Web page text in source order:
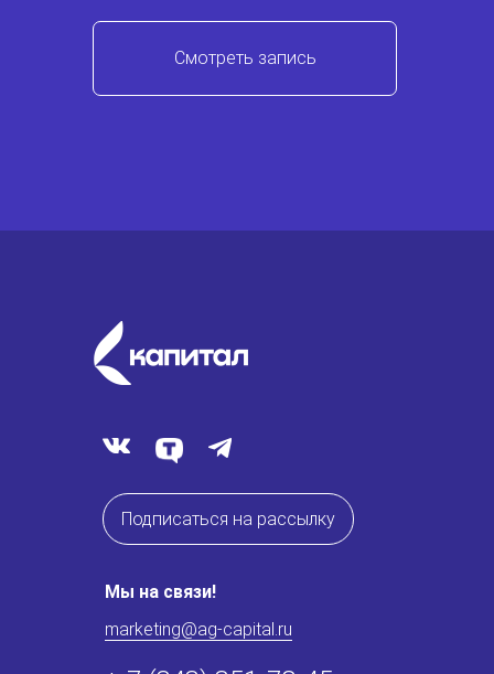
Смотреть запись
marketing@ag-capital.ru
Мы на связи!
Подписаться на рассылку